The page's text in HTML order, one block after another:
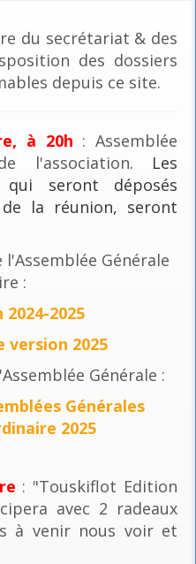
du secrétariat & des
des dossiers
depuis ce site.
à 20h : Assemblée
l'association. Les
qui seront déposés
de la réunion, seront
Générale
:
2025
version 2025
Générale :
Générales
2025
: "Touskiflot Edition
avec 2 radeaux
à venir nous voir et